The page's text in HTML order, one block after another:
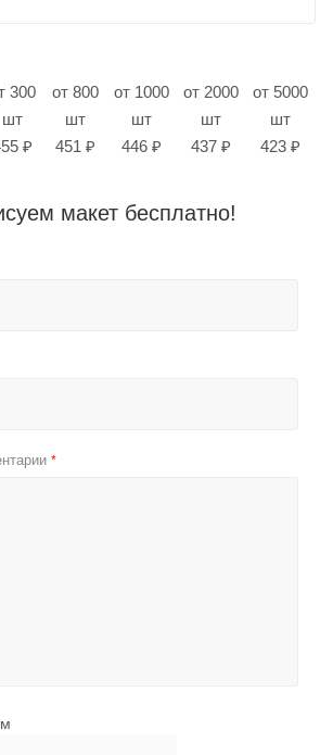
300
шт
₽
от 800
шт
451 ₽
от 1000
шт
446 ₽
от 2000
шт
437 ₽
от 5000
шт
423 ₽
макет бесплатно!
*